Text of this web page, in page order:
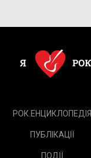
РОК.ЕНЦИКЛОПЕДІЯ
ПУБЛІКАЦІЇ
ПОДІЇ